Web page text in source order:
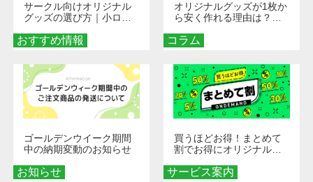
おすすめ情報
サークル向けオリジナル
グッズの選び方｜小ロッ
める秘訣
コラム
オリジナルグッズが1枚か
ら安く作れる理由は？オ
とメリットを解説
お知らせ
ゴールデンウイーク期間
中の納期変動のお知らせ
サービス案内
買うほどお得！まとめて
割でお得にオリジナルグ